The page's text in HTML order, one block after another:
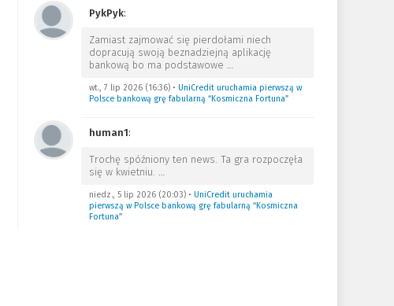
PykPyk:
Zamiast zajmować się pierdołami niech
dopracują swoją beznadziejną aplikację
bankową bo ma podstawowe …
wt., 7 lip 2026 (16:36)• UniCredit uruchamia pierwszą w
Polsce bankową grę fabularną “Kosmiczna Fortuna”
human1:
Trochę spóźniony ten news. Ta gra rozpoczęła
się w kwietniu. …
niedz., 5 lip 2026 (20:03)• UniCredit uruchamia
pierwszą w Polsce bankową grę fabularną “Kosmiczna
Fortuna”